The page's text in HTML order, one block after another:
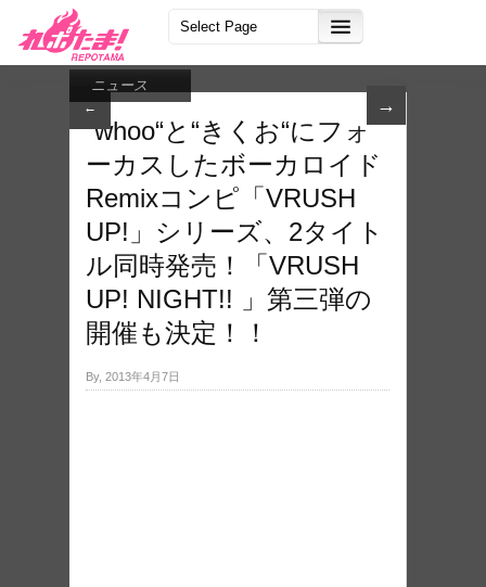
← →
ニュース
“whoo“と“きくお“にフォ
ーカスしたボーカロイド
Remixコンピ「VRUSH
UP!」シリーズ、2タイト
ル同時発売！「VRUSH
UP! NIGHT!! 」第三弾の
開催も決定！！
By, 2013年4月7日